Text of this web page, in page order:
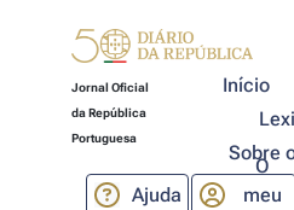
Jornal Oficial
da República
Portuguesa
Início
Sobre
Ajuda
O
meu